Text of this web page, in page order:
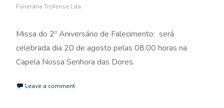
Funerária Trofense Lda
Missa do 2º Aniversário de Falecimento: será
celebrada dia 20 de agosto pelas 08:00 horas na
Capela Nossa Senhora das Dores.
Leave a comment